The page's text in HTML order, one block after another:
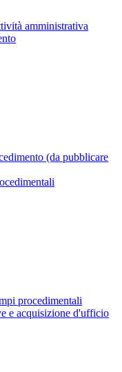
amministrativa
(da pubblicare
procedimentali
e acquisizione d'ufficio